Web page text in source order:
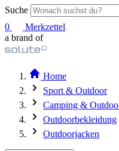
Suche
0
Merkzettel
a brand of
Home
Sport & Outdoor
Camping &
Outdoorbekleidung
Outdoorjacken